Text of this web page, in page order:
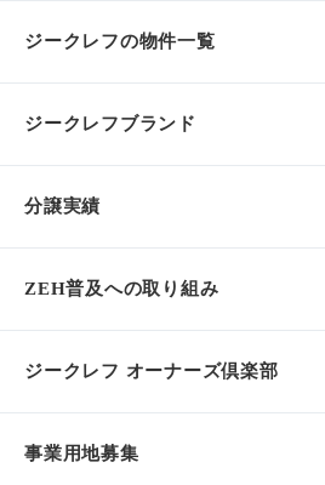
ジークレフの物件一覧
ジークレフブランド
分譲実績
ZEH普及への取り組み
ジークレフ オーナーズ倶楽部
事業用地募集